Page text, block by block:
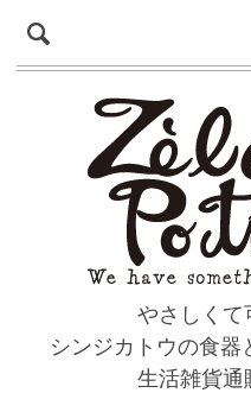
やさしくて
シンジカトウの食器
生活雑貨通